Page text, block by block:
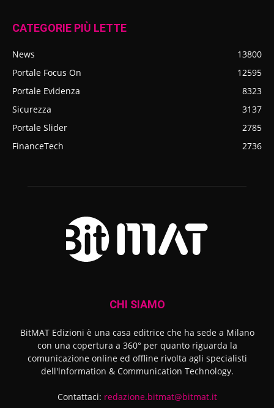
CATEGORIE PIÙ LETTE
News
13800
Portale Focus On
12595
Portale Evidenza
8323
Sicurezza
3137
Portale Slider
2785
FinanceTech
2736
CHI SIAMO
BitMAT Edizioni è una casa editrice che ha sede a Milano
con una copertura a 360° per quanto riguarda la
comunicazione online ed offline rivolta agli specialisti
dell'lnformation & Communication Technology.
Contattaci: redazione.bitmat@bitmat.it